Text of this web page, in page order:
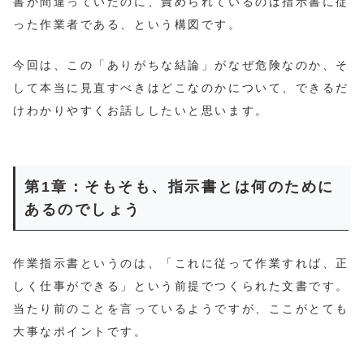
った作業者である、という構図です。
今回は、この「ありがちな結論」がなぜ危険なのか、そ
して本当に見直すべきはどこなのかについて、できるだ
けわかりやすくお話ししたいと思います。
第1章：そもそも、指示書とは何のために
あるのでしょう
作業指示書というのは、「これに従って作業すれば、正
しく仕事ができる」という前提でつくられた文書です。
当たり前のことを言っているようですが、ここがとても
大事なポイントです。